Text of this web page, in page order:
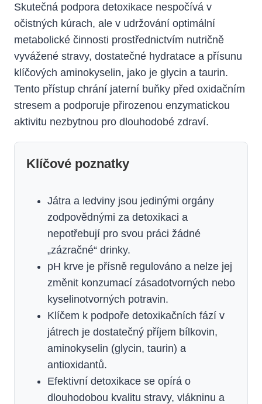
Skutečná podpora detoxikace nespočívá v
očistných kúrach, ale v udržování optimální
metabolické činnosti prostřednictvím nutričně
vyvážené stravy, dostatečné hydratace a přísunu
klíčových aminokyselin, jako je glycin a taurin.
Tento přístup chrání jaterní buňky před oxidačním
stresem a podporuje přirozenou enzymatickou
aktivitu nezbytnou pro dlouhodobé zdraví.
Klíčové poznatky
Játra a ledviny jsou jedinými orgány
zodpovědnými za detoxikaci a
nepotřebují pro svou práci žádné
„zázračné“ drinky.
pH krve je přísně regulováno a nelze jej
změnit konzumací zásadotvorných nebo
kyselinotvorných potravin.
Klíčem k podpoře detoxikačních fází v
játrech je dostatečný příjem bílkovin,
aminokyselin (glycin, taurin) a
antioxidantů.
Efektivní detoxikace se opírá o
dlouhodobou kvalitu stravy, vlákninu a